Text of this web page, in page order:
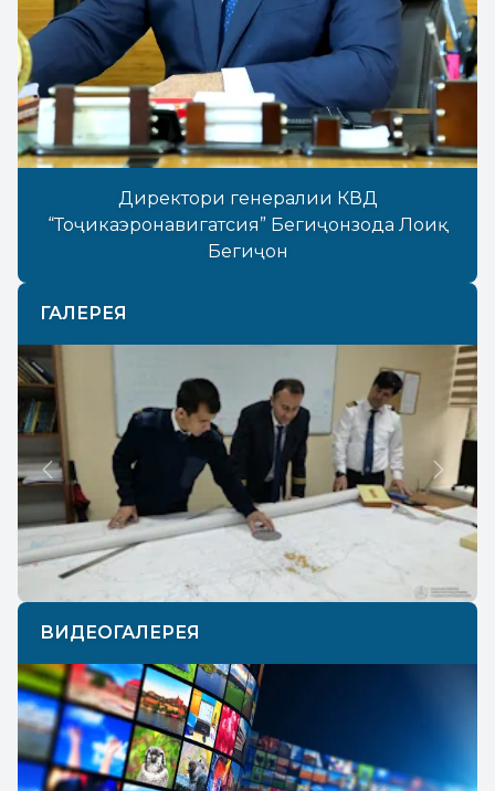
Директори генералии КВД
“Тоҷикаэронавигатсия” Бегиҷонзода Лоиқ
Бегиҷон
ГАЛЕРЕЯ
Previous Next
ВИДЕОГАЛЕРЕЯ